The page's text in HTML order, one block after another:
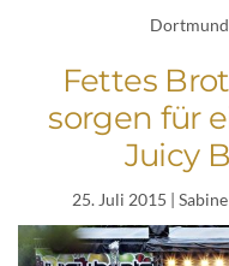
Dortmund
Fettes
sorgen für
Juicy
25. Juli 2015 |